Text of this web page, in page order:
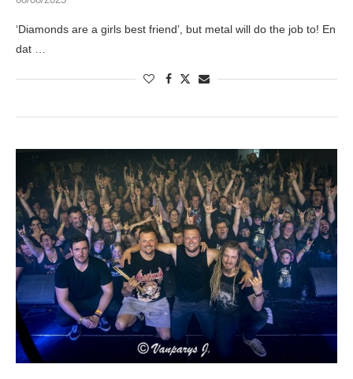
‘Diamonds are a girls best friend’, but metal will do the job to! En
dat …